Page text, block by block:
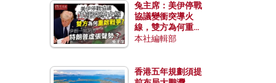
兔主席：美伊停戰
協議變衝突導火
線，雙方為何重啟
戰爭？伊朗一早洞
本社編輯部
香港五年規劃須提